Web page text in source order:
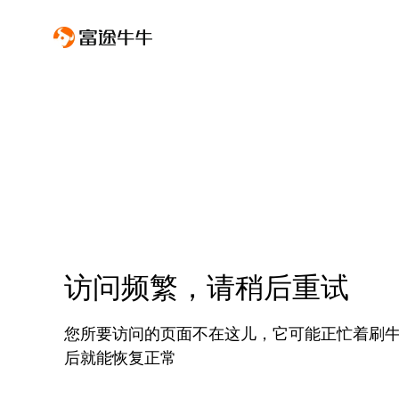
访问频繁，请稍后重试
您所要访问的页面不在这儿，它可能正忙着刷
后就能恢复正常